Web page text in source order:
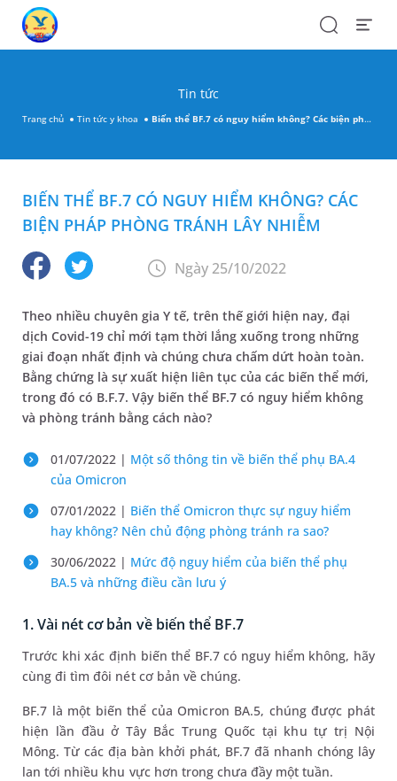
SearchOpen
Tin tức
Trang chủ Tin tức y khoa Biến thể BF.7 có nguy hiểm không? Các biện pháp phòng tránh lây nhiễm
BIẾN THỂ BF.7 CÓ NGUY HIỂM KHÔNG? CÁC
BIỆN PHÁP PHÒNG TRÁNH LÂY NHIỄM
Ngày 25/10/2022
Theo nhiều chuyên gia Y tế, trên thế giới hiện nay, đại
dịch Covid-19 chỉ mới tạm thời lắng xuống trong những
giai đoạn nhất định và chúng chưa chấm dứt hoàn toàn.
Bằng chứng là sự xuất hiện liên tục của các biến thể mới,
trong đó có B.F.7. Vậy biến thể BF.7 có nguy hiểm không
và phòng tránh bằng cách nào?
01/07/2022 | Một số thông tin về biến thể phụ BA.4
của Omicron
07/01/2022 | Biến thể Omicron thực sự nguy hiểm
hay không? Nên chủ động phòng tránh ra sao?
30/06/2022 | Mức độ nguy hiểm của biến thể phụ
BA.5 và những điều cần lưu ý
1. Vài nét cơ bản về biến thể BF.7
Trước khi xác định biến thể BF.7 có nguy hiểm không, hãy
cùng đi tìm đôi nét cơ bản về chúng.
BF.7 là một biến thể của Omicron BA.5, chúng được phát
hiện lần đầu ở Tây Bắc Trung Quốc tại khu tự trị Nội
Mông. Từ các địa bàn khởi phát, BF.7 đã nhanh chóng lây
lan tới nhiều khu vực hơn trong chưa đầy một tuần.